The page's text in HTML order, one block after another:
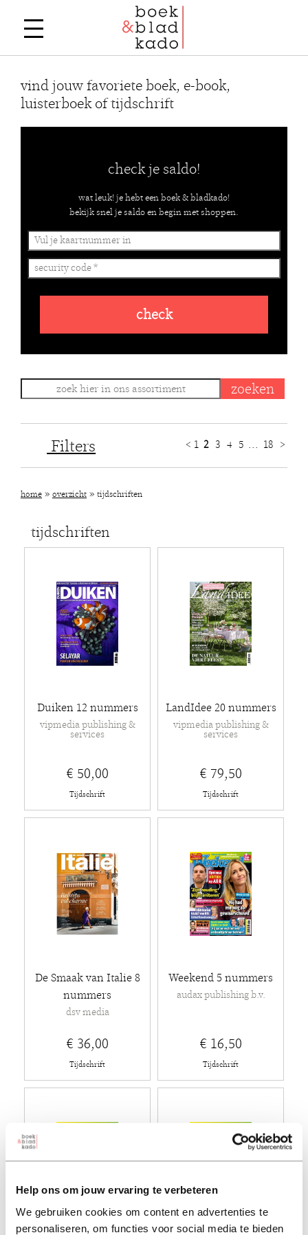
Help ons om jouw ervaring te verbeteren
We gebruiken cookies om content en advertenties te
personaliseren, om functies voor social media te bieden
vind jouw favoriete boek, e-book,
luisterboek of tijdschrift
check je saldo!
wat leuk! je hebt een boek & bladkado!
bekijk snel je saldo en begin met shoppen.
check
Filters < 1 2 3 4 5 ... 18 >
home » overzicht » tijdschriften
tijdschriften
Duiken 12 nummers
vipmedia publishing &
services
€ 50,00
Tijdschrift
LandIdee 20 nummers
vipmedia publishing &
services
€ 79,50
Tijdschrift
De Smaak van Italie 8
nummers
dsv media
€ 36,00
Tijdschrift
Weekend 5 nummers
audax publishing b.v.
€ 16,50
Tijdschrift